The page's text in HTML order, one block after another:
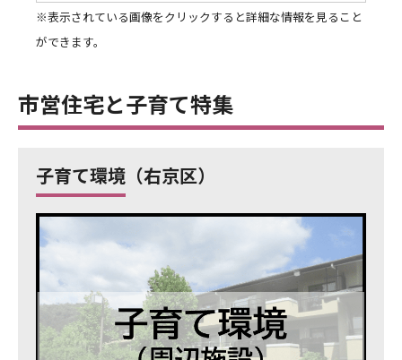
※表示されている画像をクリックすると詳細な情報を見ること
ができます。
市営住宅と子育て特集
子育て環境（右京区）